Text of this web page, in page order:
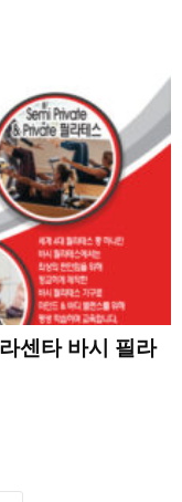
센타 바시 필라